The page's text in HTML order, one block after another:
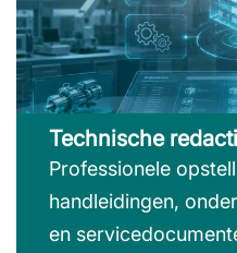
Technische
Professionele
handleidingen,
en